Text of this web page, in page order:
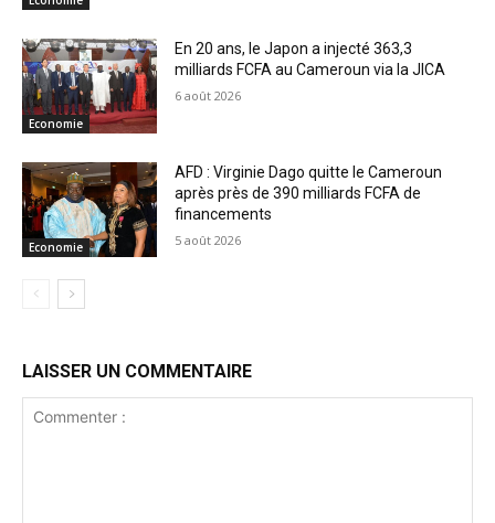
Economie
En 20 ans, le Japon a injecté 363,3
milliards FCFA au Cameroun via la JICA
6 août 2026
Economie
AFD : Virginie Dago quitte le Cameroun
après près de 390 milliards FCFA de
financements
5 août 2026
LAISSER UN COMMENTAIRE